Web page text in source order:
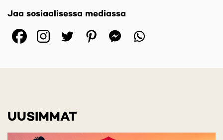
Jaa sosiaalisessa mediassa
(opens in a new tab)
(opens in a new tab)
(opens in a new
(opens in a
UUSIMMAT